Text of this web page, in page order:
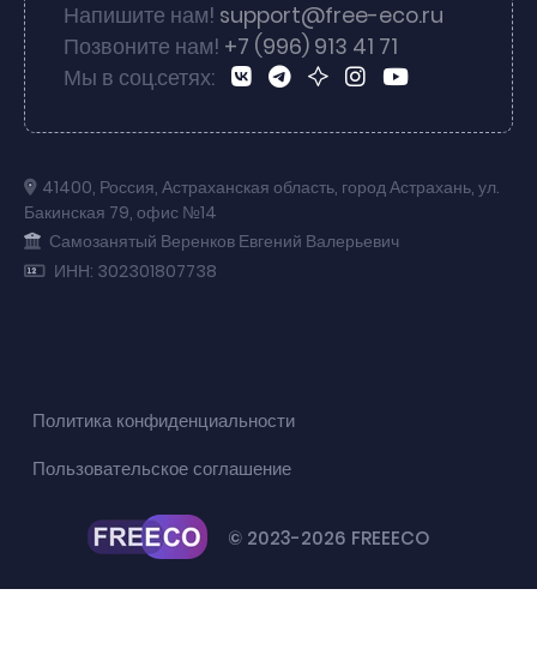
Напишите нам! support@free-eco.ru
Позвоните нам! +7 (996) 913 41 71
Мы в соц.сетях:
41400, Россия, Астраханская область, город Астрахань, ул.
Бакинская 79, офис №14
Самозанятый Веренков Евгений Валерьевич
ИНН: 302301807738
© 2023-2026 FREEECO
Политика конфиденциальности
Пользовательское соглашение